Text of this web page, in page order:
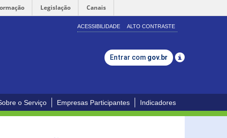
Legislação Canais
ACESSIBILIDADE ALTO CONTRASTE
Entrar com gov.br
o Serviço Empresas Participantes Indicadores